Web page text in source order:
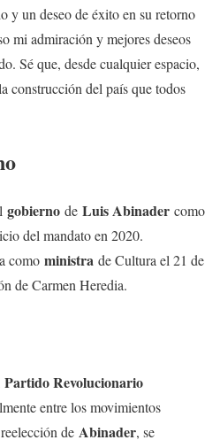
y un deseo de éxito en su retorno
mi admiración y mejores deseos
Sé que, desde cualquier espacio,
construcción del país que todos
gobierno de Luis Abinader como
del mandato en 2020.
como ministra de Cultura el 21 de
de Carmen Heredia.
Partido Revolucionario
entre los movimientos
de Abinader, se